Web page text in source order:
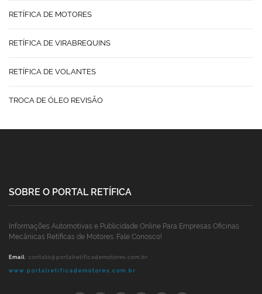
RETÍFICA DE MOTORES
RETÍFICA DE VIRABREQUINS
RETÍFICA DE VOLANTES
TROCA DE ÓLEO REVISÃO
SOBRE O PORTAL RETÍFICA
Informações Automotivas e Publicidade Online Para Empresas Oficinas
Mecânicas Retíficas de Motores. Fale Conosco!
Email: contato@portalretificademotores.com.br
www.portalretificademotores.com.br